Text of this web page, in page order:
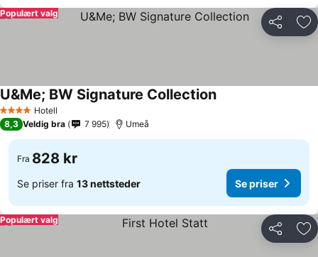
Del
Populært valg
4 StjernerHotell
U&Me; BW Signature CollectionSe priser
8,3 Veldig bra 7 995 Umeå
Fra 828 kr
Se priser fra 13 nettsteder Se priser
Del
Populært valg